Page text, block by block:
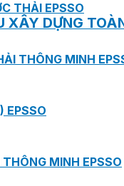
THẢI EPSSO
THÔNG MINH
EPSSO
MINH EPSSO
XÂY DỰNG